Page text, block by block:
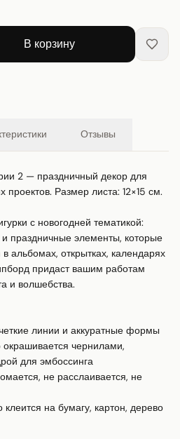
В корзину
Отзывы
2 — праздничный декор для
проектов. Размер листа: 12×15 см.
с новогодней тематикой:
и праздничные элементы, которые
альбомах, открытках, календарях
придаст вашим работам
и волшебства.
линии и аккуратные формы
окрашивается чернилами,
для эмбоссинга
не расслаивается, не
на бумагу, картон, дерево